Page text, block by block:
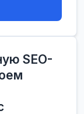
SEO-